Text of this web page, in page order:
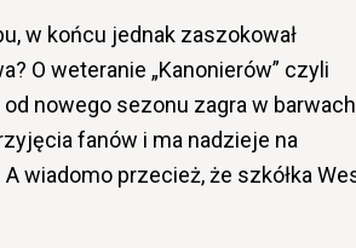
w końcu jednak zaszokował
O weteranie „Kanonierów” czyli
od nowego sezonu zagra w barwach
fanów i ma nadzieje na
wiadomo przecież, że szkółka